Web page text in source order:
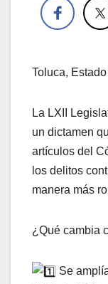
Toluca,
La LXII
un dictamen
artículos del
los delitos
manera más
¿Qué cambia
Se